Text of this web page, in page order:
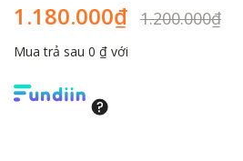
1.180.000₫ 1.200.000₫
Mua trả sau 0 ₫ với